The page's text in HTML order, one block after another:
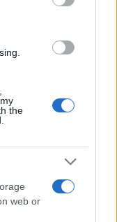
the
web or
στις